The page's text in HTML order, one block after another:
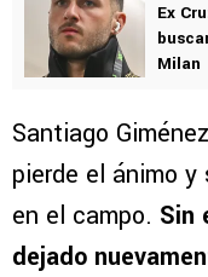
Ex
Milan
Santiago
pierde el ánimo y
en el campo. Sin
dejado